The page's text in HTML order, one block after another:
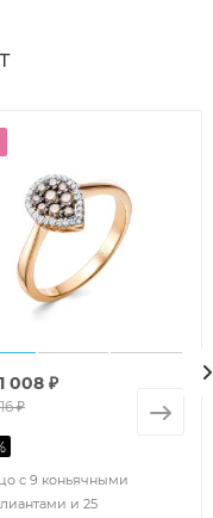
с 9 коньячными
и 25
008 ₽
₽